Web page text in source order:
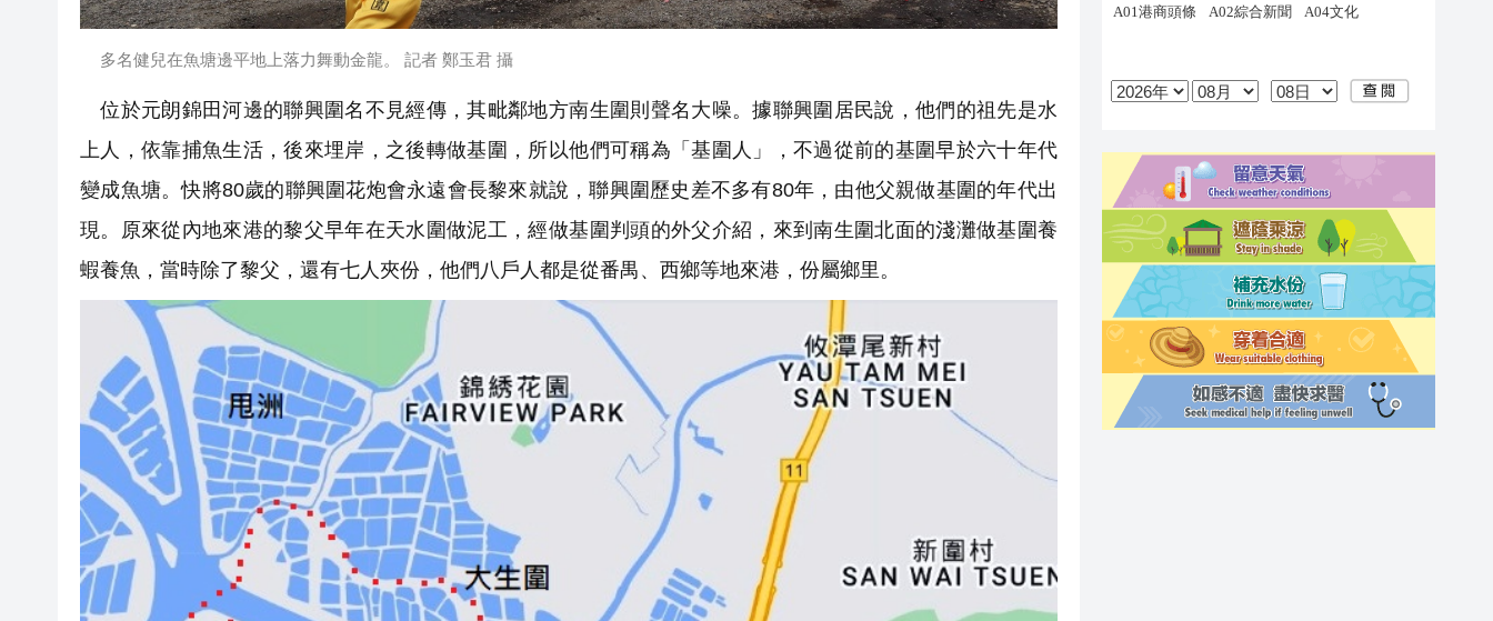
多名健兒在魚塘邊平地上落力舞動金龍。 記者 鄭玉君 攝
位於元朗錦田河邊的聯興圍名不見經傳，其毗鄰地方南生圍則聲名大噪。據聯興圍居民說，他們的祖先是水
上人，依靠捕魚生活，後來埋岸，之後轉做基圍，所以他們可稱為「基圍人」，不過從前的基圍早於六十年代
變成魚塘。快將80歲的聯興圍花炮會永遠會長黎來就說，聯興圍歷史差不多有80年，由他父親做基圍的年代出
現。原來從內地來港的黎父早年在天水圍做泥工，經做基圍判頭的外父介紹，來到南生圍北面的淺灘做基圍養
蝦養魚，當時除了黎父，還有七人夾份，他們八戶人都是從番禺、西鄉等地來港，份屬鄉里。